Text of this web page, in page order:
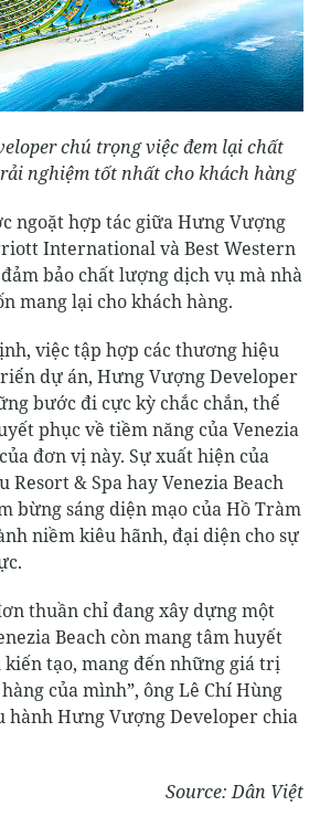
chú trọng việc đem lại chất
nghiệm tốt nhất cho khách hàng
ngoặt hợp tác giữa Hưng Vượng
International và Best Western
bảo chất lượng dịch vụ mà nhà
mang lại cho khách hàng.
việc tập hợp các thương hiệu
dự án, Hưng Vượng Developer
bước đi cực kỳ chắc chắn, thể
phục về tiềm năng của Venezia
đơn vị này. Sự xuất hiện của
Resort & Spa hay Venezia Beach
bừng sáng diện mạo của Hồ Tràm
niềm kiêu hãnh, đại diện cho sự
thuần chỉ đang xây dựng một
Beach còn mang tâm huyết
tạo, mang đến những giá trị
của mình”, ông Lê Chí Hùng
hành Hưng Vượng Developer chia
Source: Dân Việt